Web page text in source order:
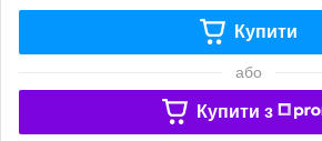
Купити
або
Купити з